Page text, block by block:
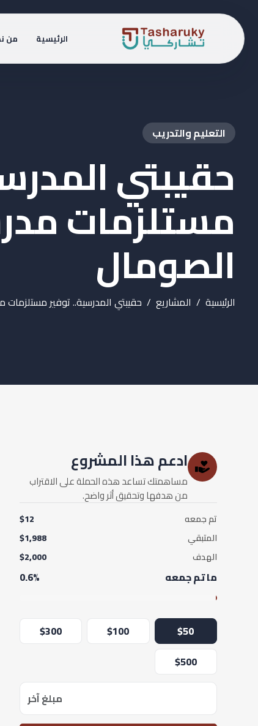
الرئيسية من
التعليم والتدريب
حقيبتي
مستلزمات
الصومال
الرئيسية المشاريع حقيبتي المدرسية.. توفير
ادعم هذا المشروع
مساهمتك تساعد هذه الحملة على الاقتراب
من هدفها وتحقيق أثر واضح.
تم جمعه
$12
المتبقي
$1,988
الهدف
$2,000
ما تم جمعه 0.6%
$50
$100
$300
$500